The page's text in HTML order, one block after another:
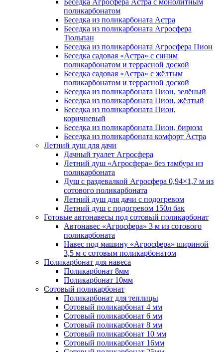
поликарбонатом
Беседка из поликарбоната Астра
Беседка из поликарбоната Агросфера
Тюльпан
Беседка из поликарбоната Агросфера Пион
Беседка садовая «Астра» с синим
поликарбонатом и террасной доской
Беседка садовая «Астра» с жёлтым
поликарбонатом и террасной доской
Беседка из поликарбоната Пион, зелёный
Беседка из поликарбоната Пион, жёлтый
Беседка из поликарбоната Пион,
коричневый
Беседка из поликарбоната Пион, бирюза
Беседка из поликарбоната комфорт Астра
Летний душ для дачи
Дачный туалет Агросфера
Летний душ «Агросфера» без тамбура из
поликарбоната
Душ с раздевалкой Агросфера 0,94×1,7 м из
сотового поликарбоната
Летний душ для дачи с подогревом
Летний душ с подогревом 150л бак
Готовые автонавесы под сотовый поликарбонат
Автонавес «Агросфера» 3 м из сотового
поликарбоната
Навес под машину «Агросфера» шириной
3,5 м с сотовым поликарбонатом
Поликарбонат для навеса
Поликарбонат 8мм
Поликарбонат 10мм
Сотовый поликарбонат
Поликарбонат для теплицы
Сотовый поликарбонат 4 мм
Сотовый поликарбонат 6 мм
Сотовый поликарбонат 8 мм
Сотовый поликарбонат 10 мм
Сотовый поликарбонат 16мм